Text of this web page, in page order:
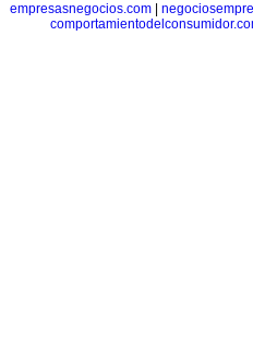
empresasnegocios.com|